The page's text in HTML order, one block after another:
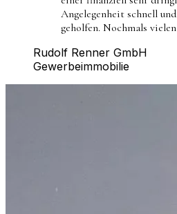
Angelegenheit schnell
geholfen. Nochmals
Rudolf Renner GmbH
Gewerbeimmobilie